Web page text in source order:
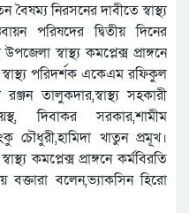
নিরসনের দাবীতে স্বাস্থ্য
পরিষদের দ্বিতীয় দিনের
স্বাস্থ্য কমপ্লেক্স প্রাঙ্গনে
পরিদর্শক একেএম রফিকুল
তালুকদার,স্বাস্থ্য সহকারী
দিবাকর সরকার,শামীম
চৌধুরী,হামিদা খাতুন প্রমূখ।
কমপ্লেক্স প্রাঙ্গনে কর্মবিরতি
বলেন,ভ্যাকসিন হিরো